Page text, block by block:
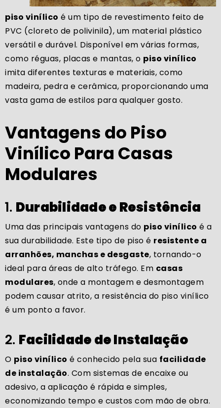
piso vinílico é um tipo de revestimento feito de
PVC (cloreto de polivinila), um material plástico
versátil e durável. Disponível em várias formas,
como réguas, placas e mantas, o piso vinílico
imita diferentes texturas e materiais, como
madeira, pedra e cerâmica, proporcionando uma
vasta gama de estilos para qualquer gosto.
Vantagens do Piso
Vinílico Para Casas
Modulares
1. Durabilidade e Resistência
Uma das principais vantagens do piso vinílico é a
sua durabilidade. Este tipo de piso é resistente a
arranhões, manchas e desgaste, tornando-o
ideal para áreas de alto tráfego. Em casas
modulares, onde a montagem e desmontagem
podem causar atrito, a resistência do piso vinílico
é um ponto a favor.
2. Facilidade de Instalação
O piso vinílico é conhecido pela sua facilidade
de instalação. Com sistemas de encaixe ou
adesivo, a aplicação é rápida e simples,
economizando tempo e custos com mão de obra.